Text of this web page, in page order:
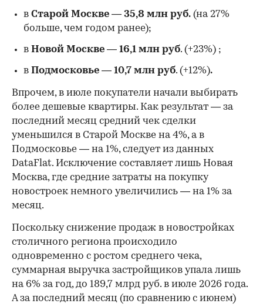
в Старой Москве — 35,8 млн руб. (на 27%
больше, чем годом ранее);
в Новой Москве — 16,1 млн руб. (+23%) ;
в Подмосковье — 10,7 млн руб. (+12%).
Впрочем, в июле покупатели начали выбирать
более дешевые квартиры. Как результат — за
последний месяц средний чек сделки
уменьшился в Старой Москве на 4%, а в
Подмосковье — на 1%, следует из данных
DataFlat. Исключение составляет лишь Новая
Москва, где средние затраты на покупку
новостроек немного увеличились — на 1% за
месяц.
Поскольку снижение продаж в новостройках
столичного региона происходило
одновременно с ростом среднего чека,
суммарная выручка застройщиков упала лишь
на 6% за год, до 189,7 млрд руб. в июле 2026 года.
А за последний месяц (по сравнению с июнем)